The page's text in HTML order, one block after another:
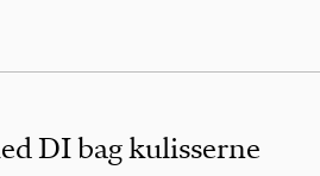
DI bag kulisserne